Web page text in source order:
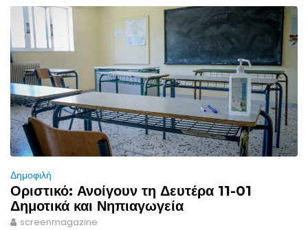
Δημοφιλή
Οριστικό: Ανοίγουν τη Δευτέρα 11-01
Δημοτικά και Νηπιαγωγεία
screenmagazine